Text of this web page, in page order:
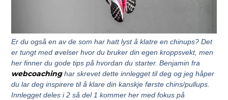
Er du også en av de som har hatt lyst å klatre en chinups? Det
er tungt med øvelser hvor du bruker din egen kroppsvekt, men
her finner du gode tips på hvordan du starter. Benjamin fra
webcoachinghar skrevet dette innlegget til deg og jeg håper
du lar deg inspirere til å klare din kanskje første chins/pullups.
Innlegget deles i 2 så del 1 kommer her med fokus på